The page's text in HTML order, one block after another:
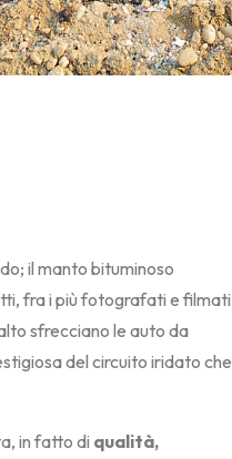
il manto bituminoso
fra i più fotografati e filmati
sfrecciano le auto da
del circuito iridato che
in fatto di qualità,